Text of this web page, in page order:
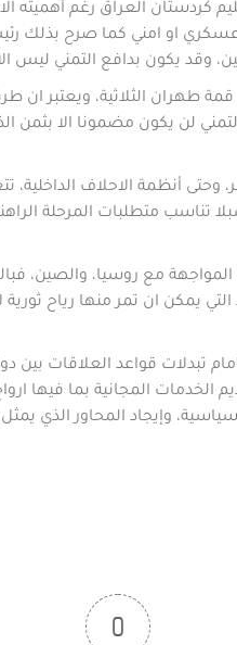
العراق رغم أهميته
او امني كما صرح بذلك
وقد يكون بدافع التمني ليس
طهران الثلاثية، ويعتبر
لن يكون مضمونا الا بثمن
أنظمة الاحلاف الداخلية،
متطلبات المرحلة
المواجهة مع روسيا، والصين،
التي يمكن ان تمر منها
تبدلات قواعد العلاقات
المجانية بما فيها
وإيجاد المحاور الذي
0